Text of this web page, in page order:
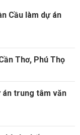
Cầu làm dự án
Thơ, Phú Thọ
án trung tâm văn